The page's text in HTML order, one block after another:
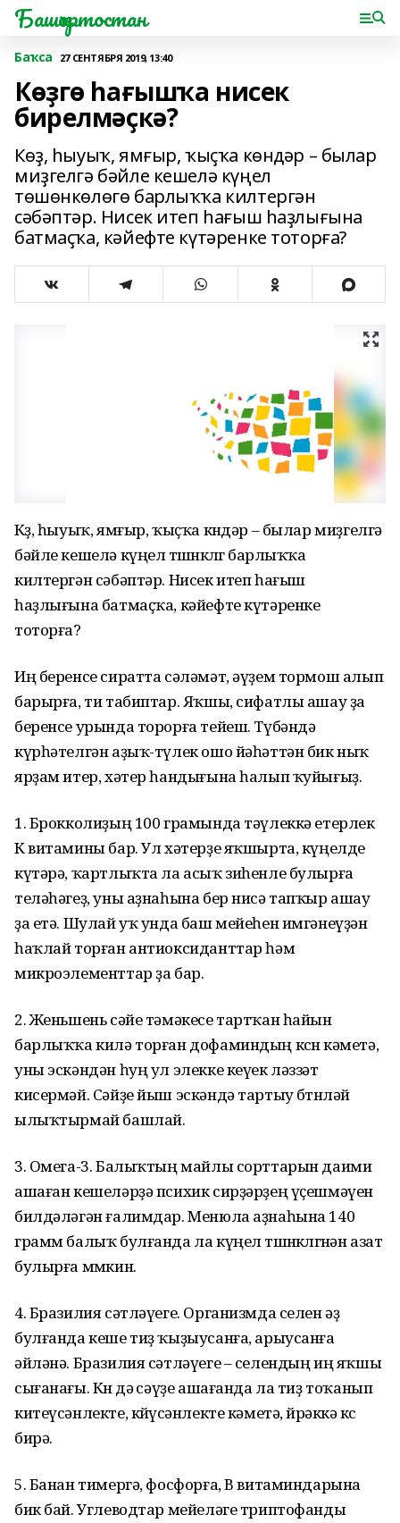
Башҡортостан
Баҡса 27 СЕНТЯБРЯ 2019, 13:40
Көҙгө һағышҡа нисек
бирелмәҫкә?
Көҙ, һыуыҡ, ямғыр, ҡыҫҡа көндәр – былар
миҙгелгә бәйле кешелә күңел
төшөнкөлөгө барлыҡҡа килтергән
сәбәптәр. Нисек итеп һағыш һаҙлығына
батмаҫҡа, кәйефте күтәренке тоторға?
Көҙ, һыуыҡ, ямғыр, ҡыҫҡа көндәр – былар миҙгелгә
бәйле кешелә күңел төшөнкөлөгө барлыҡҡа
килтергән сәбәптәр. Нисек итеп һағыш
һаҙлығына батмаҫҡа, кәйефте күтәренке
тоторға?
Иң беренсе сиратта сәләмәт, әүҙем тормош алып
барырға, ти табиптар. Яҡшы, сифатлы ашау ҙа
беренсе урында торорға тейеш. Түбәндә
күрһәтелгән аҙыҡ-түлек ошо йәһәттән бик ныҡ
ярҙам итер, хәтер һандығына һалып ҡуйығыҙ.
1. Брокколиҙың 100 грамында тәүлеккә етерлек
К витамины бар. Ул хәтерҙе яҡшырта, күңелде
күтәрә, ҡартлыҡта ла асыҡ зиһенле булырға
теләһәгеҙ, уны аҙнаһына бер нисә тапҡыр ашау
ҙа етә. Шулай уҡ унда баш мейеһен имгәнеүҙән
һаҡлай торған антиоксиданттар һәм
микроэлементтар ҙа бар.
2. Женьшень сәйе тәмәкесе тартҡан һайын
барлыҡҡа килә торған дофаминдың көсөн кәметә,
уны эскәндән һуң ул элекке кеүек ләззәт
кисермәй. Сәйҙе йыш эскәндә тартыу бөтөнләй
ылыҡтырмай башлай.
3. Омега-3. Балыҡтың майлы сорттарын даими
ашаған кешеләрҙә психик сирҙәрҙең үҫешмәүен
билдәләгән ғалимдар. Менюла аҙнаһына 140
грамм балыҡ булғанда ла күңел төшөнкөлөгөнән азат
булырға мөмкин.
4. Бразилия сәтләүеге. Организмда селен әҙ
булғанда кеше тиҙ ҡыҙыусанға, арыусанға
әйләнә. Бразилия сәтләүеге – селендың иң яҡшы
сығанағы. Көн дә өсәүҙе ашағанда ла тиҙ тоҡанып
китеүсәнлекте, көйөүсәнлекте кәметә, йөрәккә көс
бирә.
5. Банан тимергә, фосфорға, В витаминдарына
бик бай. Углеводтар мейеләге триптофанды